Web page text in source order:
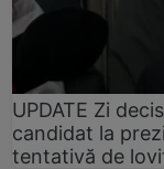
UPDATE Zi
candidat la
tentativă de